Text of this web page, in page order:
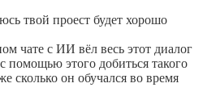
твой проест будет хорошо
чате с ИИ вёл весь этот диалог
помощью этого добиться такого
сколько он обучался во время